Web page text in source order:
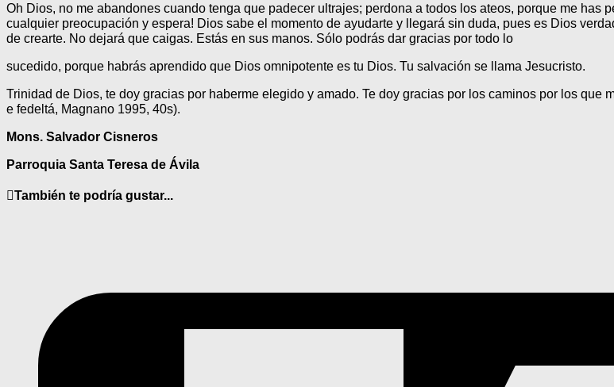
Oh Dios, no me abandones cuando tenga que padecer ultrajes; perdona a todos los ateos, porque me has
cualquier preocupación y espera! Dios sabe el momento de ayudarte y llegará sin duda, pues es Dios
de crearte. No dejará que caigas. Estás en sus manos. Sólo podrás dar gracias por todo lo
sucedido, porque habrás aprendido que Dios omnipotente es tu Dios. Tu salvación se llama Jesucristo.
Trinidad de Dios, te doy gracias por haberme elegido y amado. Te doy gracias por los caminos por los que
e fedeltá, Magnano 1995, 40s).
Mons. Salvador Cisneros
Parroquia Santa Teresa de Ávila
También te podría gustar...